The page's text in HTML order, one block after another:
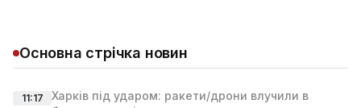
Основна стрічка новин
11:17
Харків під ударом: ракети/дрони влучили в